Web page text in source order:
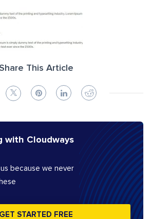
This Article
with Cloudways
because we never
GET STARTED FREE